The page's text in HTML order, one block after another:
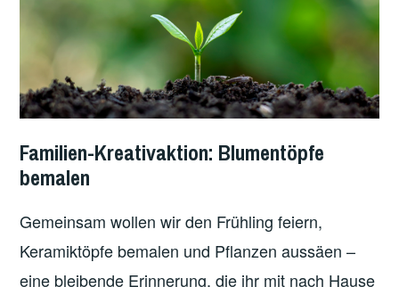
Familien-Kreativaktion: Blumentöpfe
bemalen
Gemeinsam wollen wir den Frühling feiern,
Keramiktöpfe bemalen und Pflanzen aussäen –
eine bleibende Erinnerung, die ihr mit nach Hause